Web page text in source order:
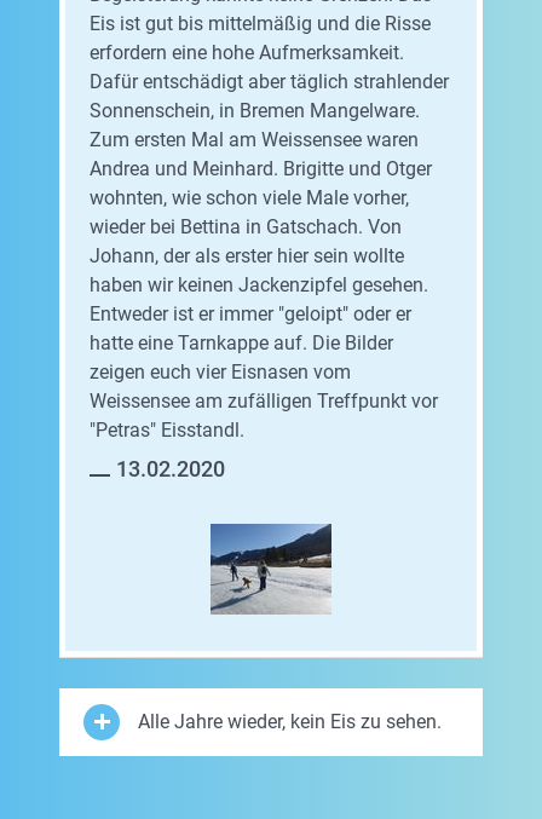
Eis ist gut bis mittelmäßig und die Risse
erfordern eine hohe Aufmerksamkeit.
Dafür entschädigt aber täglich strahlender
Sonnenschein, in Bremen Mangelware.
Zum ersten Mal am Weissensee waren
Andrea und Meinhard. Brigitte und Otger
wohnten, wie schon viele Male vorher,
wieder bei Bettina in Gatschach. Von
Johann, der als erster hier sein wollte
haben wir keinen Jackenzipfel gesehen.
Entweder ist er immer "geloipt" oder er
hatte eine Tarnkappe auf. Die Bilder
zeigen euch vier Eisnasen vom
Weissensee am zufälligen Treffpunkt vor
"Petras" Eisstandl.
13.02.2020
Alle Jahre wieder, kein Eis zu sehen.